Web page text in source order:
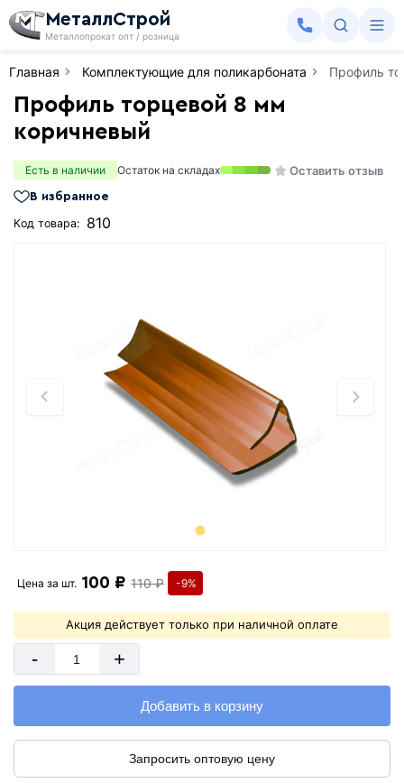
МеталлСтрой
Металлопрокат опт / розница
Главная Комплектующие для поликарбоната Профиль
Профиль торцевой 8 мм
коричневый
Есть в наличии Остаток на складах Оставить отзыв
В избранное
Код товара: 810
Цена за шт. 100 ₽ 110 ₽ -9%
Акция действует только при наличной оплате
- +
Добавить в корзину
Запросить оптовую цену